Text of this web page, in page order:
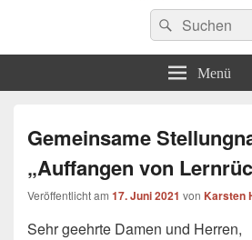
Westfälisch-
Zusammenschluss von Schulleiterinnen und
Westfalen
Suche
nach:
Suchen
Menü
Gemeinsame
„Auffangen von
Veröffentlicht am 17. Juni 2021 von Karsten
Sehr geehrte Damen und Herren,